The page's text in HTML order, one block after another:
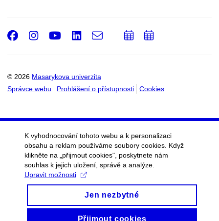
© 2026 Masarykova univerzita
Správce webu
Prohlášení o přístupnosti Cookies
Facebook
Instagram
Youtube
LinkedIn
e-
PřidatPřidat
K vyhodnocování tohoto webu a k personalizaci
obsahu a reklam používáme soubory cookies. Když
klikněte na „přijmout cookies", poskytnete nám
souhlas k jejich uložení, správě a analýze.
Upravit možnosti
Jen nezbytné
Přijmout cookies